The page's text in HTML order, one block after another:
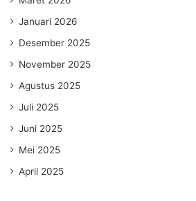
Januari 2026
Desember 2025
November 2025
Agustus 2025
Juli 2025
Juni 2025
Mei 2025
April 2025